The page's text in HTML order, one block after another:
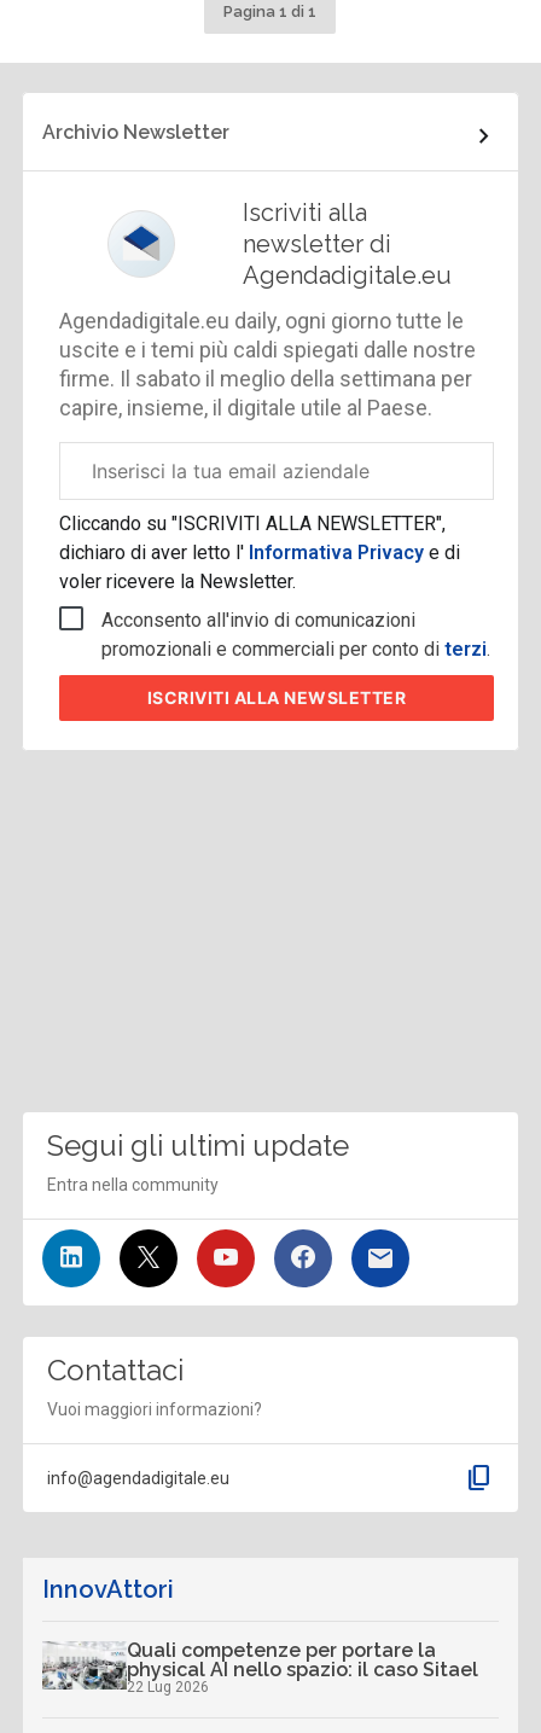
Pagina 1 di 1
Archivio Newsletter
Iscriviti alla
newsletter di
Agendadigitale.eu
Agendadigitale.eu daily, ogni giorno tutte le
uscite e i temi più caldi spiegati dalle nostre
firme. Il sabato il meglio della settimana per
capire, insieme, il digitale utile al Paese.
aziendale
Cliccando su "ISCRIVITI ALLA NEWSLETTER",
dichiaro di aver letto l' Informativa Privacye di
voler ricevere la Newsletter.
Acconsento all'invio di comunicazioni
promozionali e commerciali per conto diterzi.
ISCRIVITI ALLA NEWSLETTER
Segui gli ultimi update
Entra nella community
Contattaci
Vuoi maggiori informazioni?
info@agendadigitale.eu content_copy
InnovAttori
Quali competenze per portare la
physical AI nello spazio: il caso Sitael
22 Lug 2026